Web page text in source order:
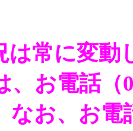
常に変動
、お電話（
なお、お電